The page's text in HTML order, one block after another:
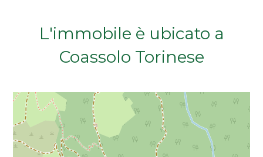
L'immobile è ubicato a
Coassolo Torinese
Da € 600.000 a € 800.000
Da € 1.000.000 a € 2.000.000
Da € 2.000.000 a € 5.000.000